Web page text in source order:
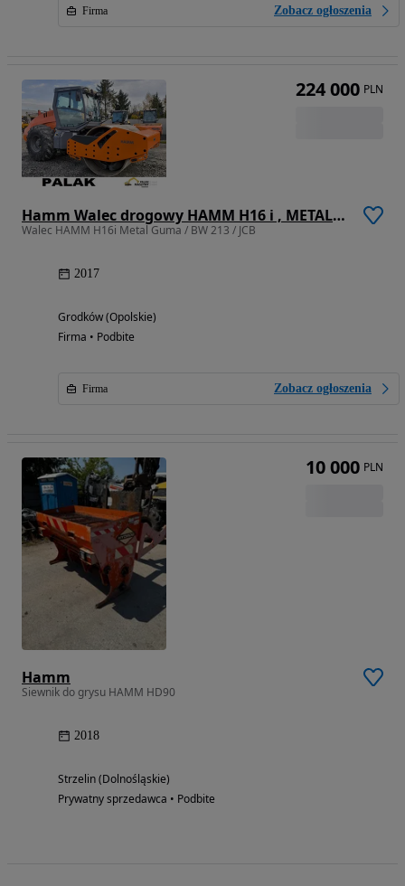
Firma Zobacz ogłoszenia
Hamm Walec drogowy HAMM H16 i , METAL-GUMA ,2017 rok
Walec HAMM H16i Metal Guma / BW 213 / JCB
2017
Grodków (Opolskie)
Firma • Podbite
Firma Zobacz ogłoszenia
224 000 PLN
Hamm
Siewnik do grysu HAMM HD90
2018
Strzelin (Dolnośląskie)
Prywatny sprzedawca • Podbite
10 000 PLN